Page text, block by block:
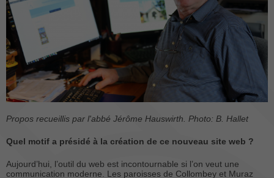
Propos recueillis par l'abbé Jérôme Hauswirth. Photo: B. Hallet
Quel motif a présidé à la création de ce nouveau site web ?
Aujourd’hui, l’outil du web est incontournable si l’on veut une
communication moderne. Les paroisses de Collombey et Muraz